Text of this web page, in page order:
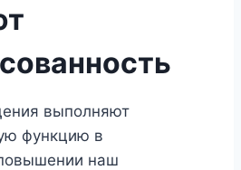
выполняют
функцию в
наш